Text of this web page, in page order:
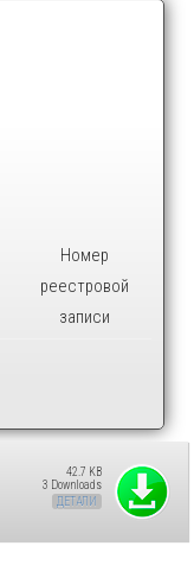
Номер
реестровой
записи
42.7 KB
3 Downloads
ДЕТАЛИ